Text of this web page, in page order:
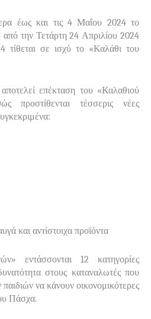
έως και τις 4 Μαΐου 2024 το
την Τετάρτη 24 Απριλίου 2024
τίθεται σε ισχύ το «Καλάθι του
επέκταση του «Καλαθιού
προστίθενται τέσσερις νέες
και αντίστοιχα προϊόντα
εντάσσονται 12 κατηγορίες
στους καταναλωτές που
παιδιών να κάνουν οικονομικότερες
Πάσχα.